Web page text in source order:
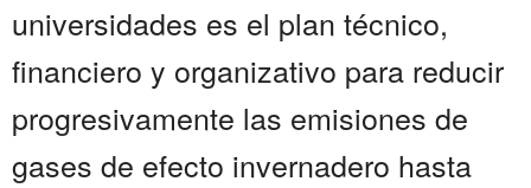
universidades es el plan técnico,
financiero y organizativo para reducir
progresivamente las emisiones de
gases de efecto invernadero hasta